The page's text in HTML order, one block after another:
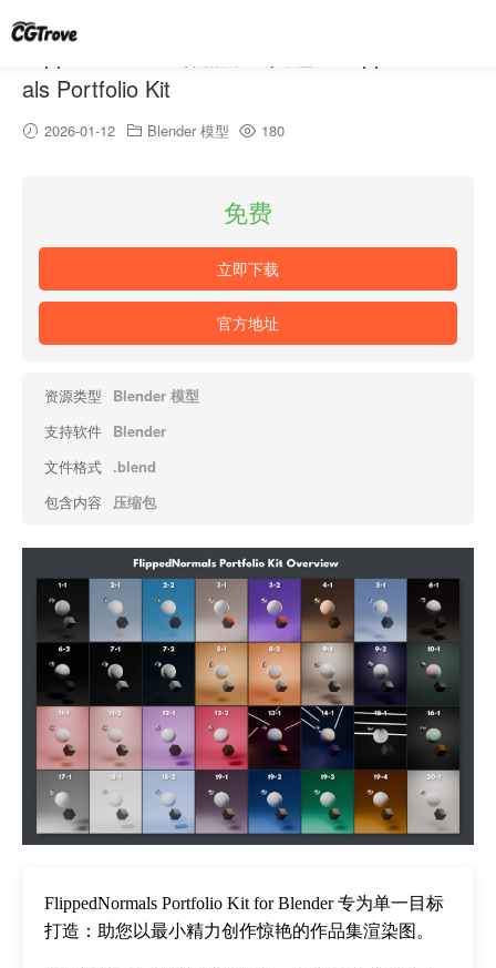
als Portfolio Kit
2026-01-12 Blender 模型 180
免费
立即下载
官方地址
资源类型
Blender 模型
支持软件 Blender
文件格式 .blend
包含内容
压缩包
FlippedNormals Portfolio Kit for Blender 专为单一目标
打造：助您以最小精力创作惊艳的作品集渲染图。